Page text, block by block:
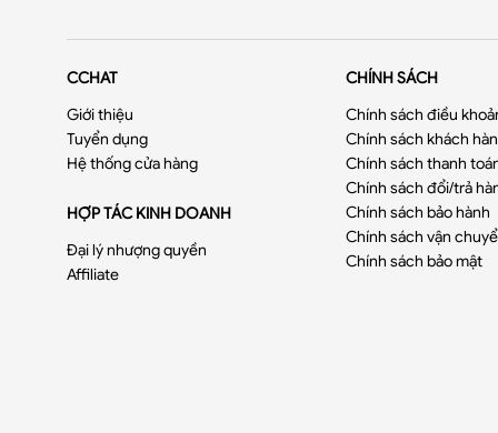
CCHAT
Giới thiệu
Tuyển dụng
Hệ thống cửa hàng
HỢP TÁC KINH DOANH
Đại lý nhượng quyền
Affiliate
CHÍNH SÁCH
Chính sách điều
Chính sách khách
Chính sách thanh
Chính sách đổi/trả
Chính sách bảo hành
Chính sách vận
Chính sách bảo mật